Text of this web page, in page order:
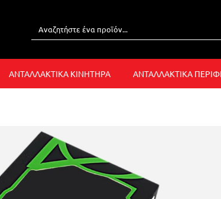
ΑΝΤΑΛΛΑΚΤΙΚΑ ΚΙΝΗΤΗΡΑ ΑΝΤΑΛΛΑΚΤΙΚΑ